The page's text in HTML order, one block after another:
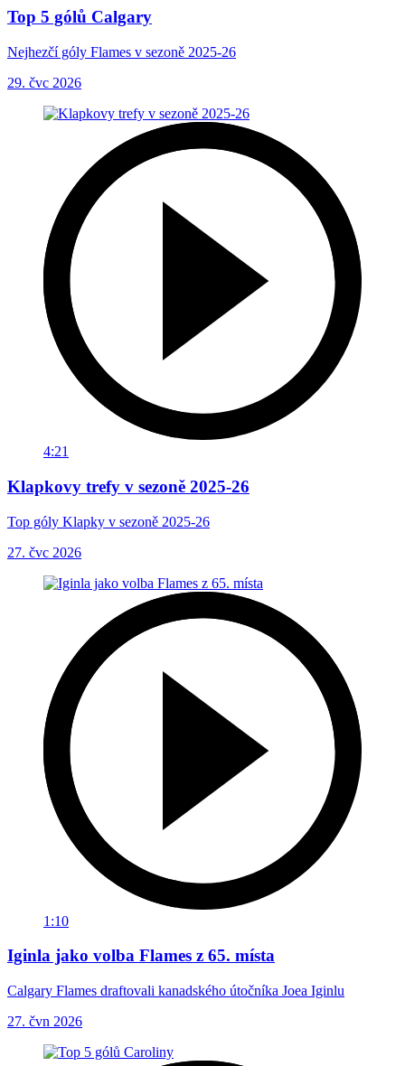
Top 5 gólů Calgary
Nejhezčí góly Flames v sezoně 2025-26
29. čvc 2026
4:21
Klapkovy trefy v sezoně 2025-26
Top góly Klapky v sezoně 2025-26
27. čvc 2026
1:10
Iginla jako volba Flames z 65. místa
Calgary Flames draftovali kanadského útočníka Joea Iginlu
27. čvn 2026